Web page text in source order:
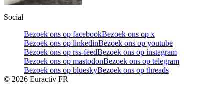
Social
Bezoek ons op facebookBezoek ons op x
Bezoek ons op linkedinBezoek ons op youtube
Bezoek ons op rss-feedBezoek ons op instagram
Bezoek ons op mastodonBezoek ons op telegram
Bezoek ons op blueskyBezoek ons op threads
© 2026 Euractiv FR